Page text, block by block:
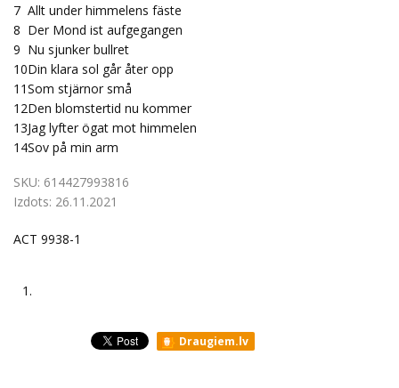
7 Allt under himmelens fäste
8 Der Mond ist aufgegangen
9 Nu sjunker bullret
10Din klara sol går åter opp
11Som stjärnor små
12Den blomstertid nu kommer
13Jag lyfter ögat mot himmelen
14Sov på min arm
SKU: 614427993816
Izdots: 26.11.2021
ACT 9938-1
1.
Draugiem.lv